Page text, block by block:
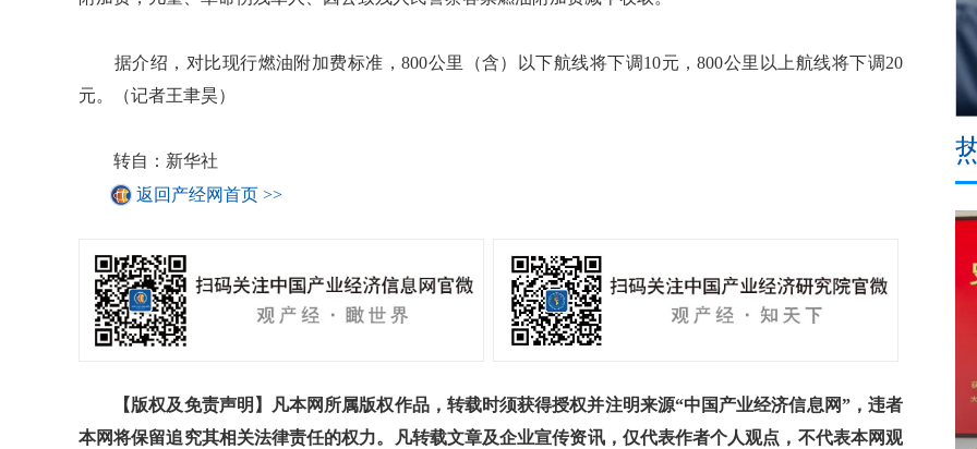
据介绍，对比现行燃油附加费标准，800公里（含）以下航线将下调10元，800公里以上航线将下调20
元。（记者王聿昊）
转自：新华社
返回产经网首页 >>
【版权及免责声明】凡本网所属版权作品，转载时须获得授权并注明来源“中国产业经济信息网”，违者
本网将保留追究其相关法律责任的权力。凡转载文章及企业宣传资讯，仅代表作者个人观点，不代表本网观